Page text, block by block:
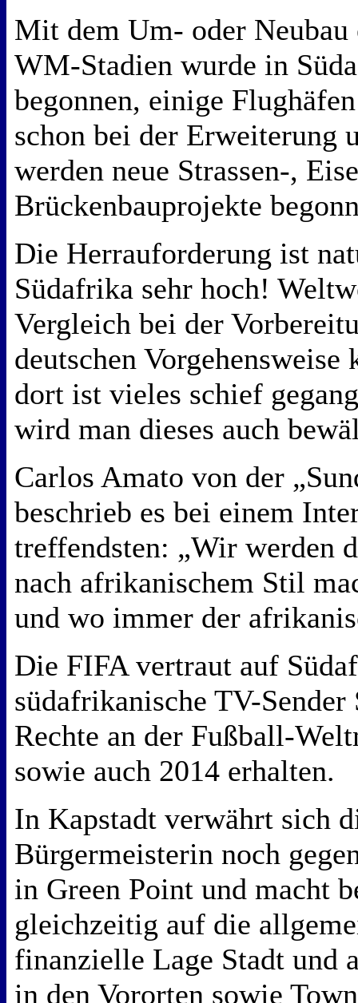
Mit dem Um- oder
WM-Stadien wurde in
begonnen, einige
schon bei der Erweiterung
werden neue Strassen-,
Brückenbauprojekte
Die Herrauforderung ist
Südafrika sehr hoch!
Vergleich bei der
deutschen
dort ist vieles schief
wird man dieses auch
Carlos Amato von der
beschrieb es bei einem
treffendsten: „Wir werden
nach afrikanischem Stil
und wo immer der
Die FIFA vertraut auf
südafrikanische TV-
Rechte an der Fußball-
sowie auch 2014 erhalten.
In Kapstadt verwährt sich
Bürgermeisterin noch
in Green Point und macht
gleichzeitig auf die
finanzielle Lage Stadt und
in den Vororten sowie